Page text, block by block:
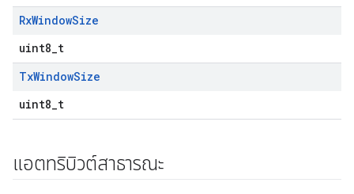
RxWindowSize
uint8_t
TxWindowSize
uint8_t
แอตทริบิวต์สาธารณะ